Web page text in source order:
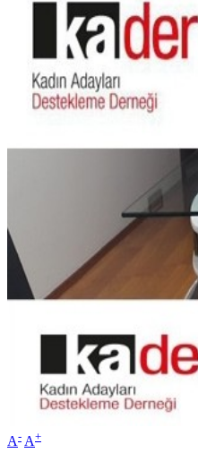
A- A+